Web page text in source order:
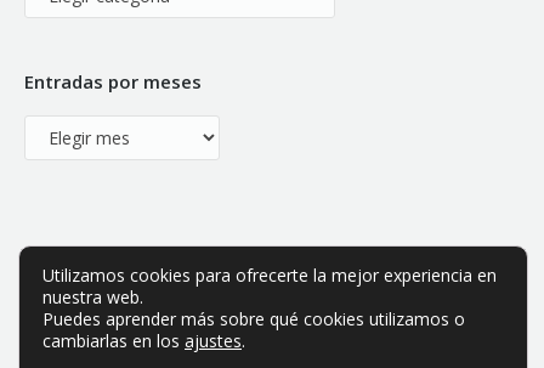
Entradas por meses
Entradas
por
Utilizamos cookies para ofrecerte la mejor experiencia en
nuestra web.
Puedes aprender más sobre qué cookies utilizamos o
cambiarlas en los ajustes.